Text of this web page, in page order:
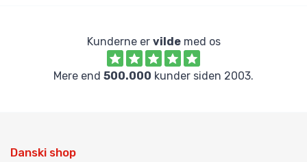
Kunderne er vildemed os
Mere end 500.000 kunder siden 2003.
Danski shop